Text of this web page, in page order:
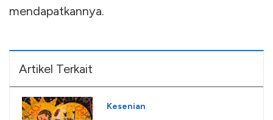
mendapatkannya.
Artikel Terkait
Kesenian